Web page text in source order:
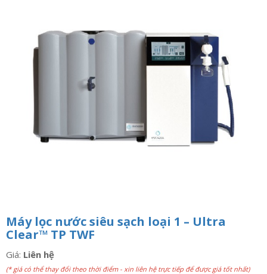
g
a
Máy lọc nước siêu sạch loại 1 – Ultra
Clear™ TP TWF
Giá: Liên hệ
(* giá có thể thay đổi theo thời điểm - xin liên hệ trực tiếp để được giá tốt nhất)